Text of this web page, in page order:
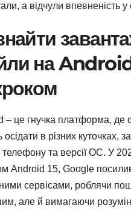
а відчули впевненість у
на
– це гнучка платформа, де
осідати в різних куточках,
телефону та версії ОС. У
Android 15, Google
сервісами, роблячи
але й вимагаючи